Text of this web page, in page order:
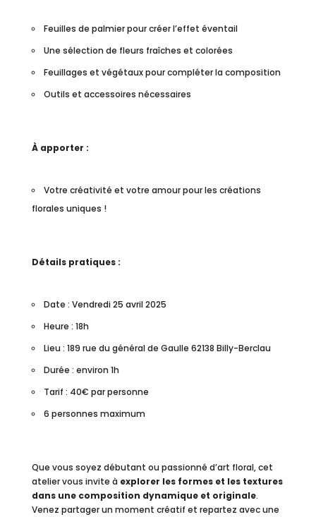
Feuilles de palmier pour créer l’effet éventail
Une sélection de fleurs fraîches et colorées
Feuillages et végétaux pour compléter la composition
Outils et accessoires nécessaires
À apporter :
Votre créativité et votre amour pour les créations
florales uniques !
Détails pratiques :
Date : Vendredi 25 avril 2025
Heure : 18h
Lieu : 189 rue du général de Gaulle 62138 Billy-Berclau
Durée : environ 1h
Tarif : 40€ par personne
6 personnes maximum
Que vous soyez débutant ou passionné d’art floral, cet
atelier vous invite à explorer les formes et les textures
dans une composition dynamique et originale.
Venez partager un moment créatif et repartez avec une